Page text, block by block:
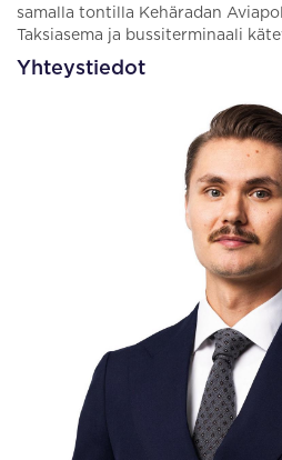
samalla tontilla Kehäradan
Taksiasema ja bussiterminaali
Yhteystiedot